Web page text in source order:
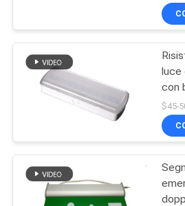
Emergenza
Downlight
e
luce
con
V e
ore
$45-